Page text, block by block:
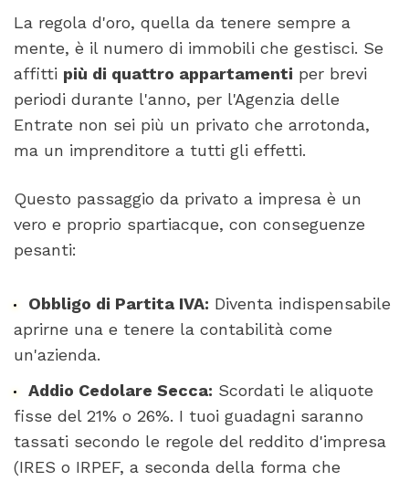
La regola d'oro, quella da tenere sempre a
mente, è il numero di immobili che gestisci. Se
affitti più di quattro appartamenti per brevi
periodi durante l'anno, per l'Agenzia delle
Entrate non sei più un privato che arrotonda,
ma un imprenditore a tutti gli effetti.
Questo passaggio da privato a impresa è un
vero e proprio spartiacque, con conseguenze
pesanti:
Obbligo di Partita IVA: Diventa indispensabile
aprirne una e tenere la contabilità come
un'azienda.
Addio Cedolare Secca: Scordati le aliquote
fisse del 21% o 26%. I tuoi guadagni saranno
tassati secondo le regole del reddito d'impresa
(IRES o IRPEF, a seconda della forma che